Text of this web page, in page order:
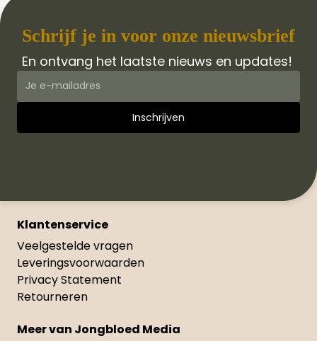
Schrijf je in voor onze nieuwsbrief
En ontvang het laatste nieuws en updates!
Klantenservice
Veelgestelde vragen
Leveringsvoorwaarden
Privacy Statement
Retourneren
Meer van Jongbloed Media